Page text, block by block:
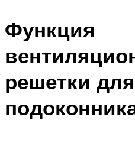
Функция
решетки для